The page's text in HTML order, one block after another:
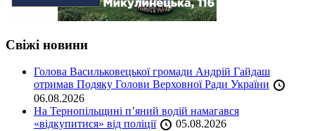
Свіжі новини
Голова Васильковецької громади Андрій Гайдаш
отримав Подяку Голови Верховної Ради України
06.08.2026
На Тернопільщині п’яний водій намагався
«відкупитися» від поліції
05.08.2026